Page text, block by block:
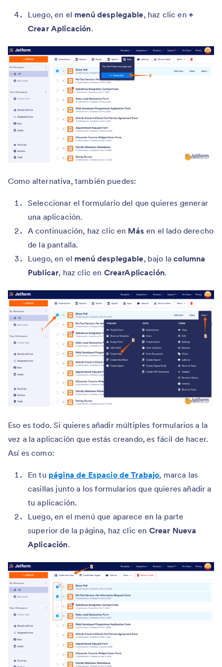
Luego, en el menú desplegable, haz clic en +
Crear Aplicación.
Como alternativa, también puedes:
Seleccionar el formulario del que quieres generar
una aplicación.
A continuación, haz clic en Más en el lado derecho
de la pantalla.
Luego, en el menú desplegable, bajo lacolumna
Publicar, haz clic en CrearAplicación.
Eso es todo. Si quieres añadir múltiples formularios a la
vez a la aplicación que estás creando, es fácil de hacer.
Así es como:
En tu página de Espacio de Trabajo, marca las
casillas junto a los formularios que quieres añadir a
tu aplicación.
Luego, en el menú que aparece en la parte
superior de la página, haz clic en Crear Nueva
Aplicación.